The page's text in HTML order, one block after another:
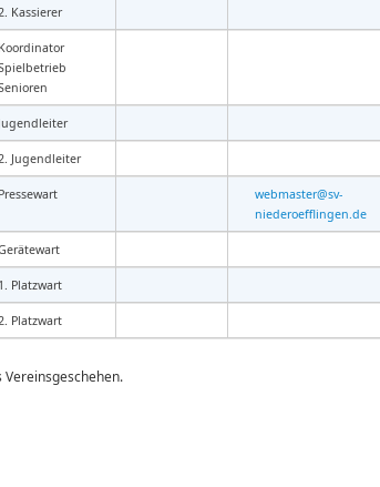
Kassierer
Koordinator
Jugendleiter
Jugendleiter
Pressewart
webmaster@sv-
niederoefflingen.de
1. Platzwart
Platzwart